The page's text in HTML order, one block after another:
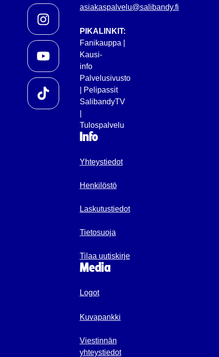
asiakaspalvelu@salibandy.fi
PIKALINKIT:
Fanikauppa
Kausi-
info
Palvelusivusto
Pelipassit
SalibandyTV
Tulospalvelu
Info
Yhteystiedot
Henkilöstö
Laskutustiedot
Tietosuoja
Tilaa uutiskirje
Media
Logot
Kuvapankki
Viestinnän
yhteystiedot